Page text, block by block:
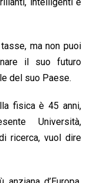
intelligenti e
ma non puoi
il suo futuro
del suo Paese.
fisica è 45 anni,
Università,
ricerca, vuol dire